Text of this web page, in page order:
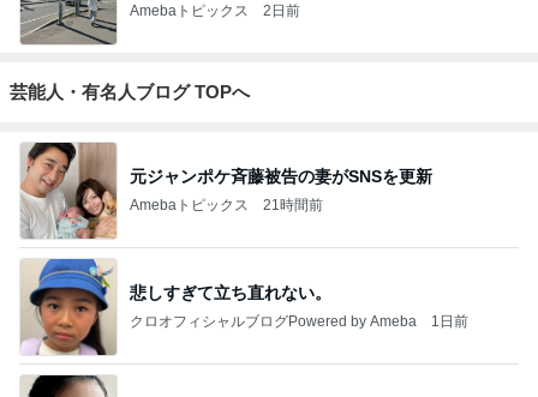
Amebaトピックス 2日前
芸能人・有名人ブログ TOPへ
元ジャンポケ斉藤被告の妻がSNSを更新
Amebaトピックス 21時間前
悲しすぎて立ち直れない。
クロオフィシャルブログPowered by Ameba 1日前